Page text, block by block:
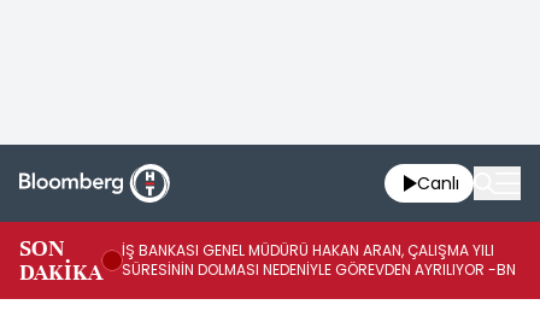
Canlı
SON
DAKİKA
İŞ BANKASI GENEL MÜDÜRÜ HAKAN ARAN, ÇALIŞMA YILI
SÜRESİNİN DOLMASI NEDENİYLE GÖREVDEN AYRILIYOR -BN